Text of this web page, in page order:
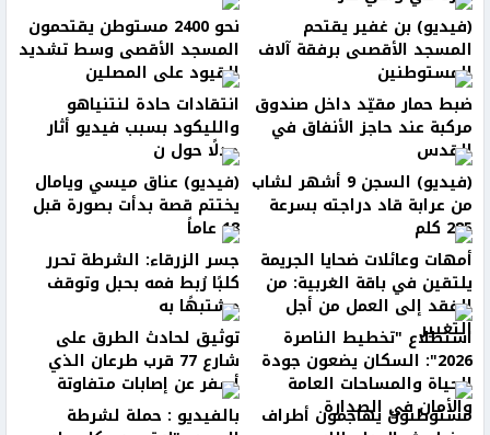
(فيديو) بن غفير يقتحم
المسجد الأقصىى برفقة آلاف
المستوطنين
نحو 2400 مستوطن يقتحمون
المسجد الأقصى وسط تشديد
القيود على المصلين
ضبط حمار مقيّد داخل صندوق
مركبة عند حاجز الأنفاق في
القدس
انتقادات حادة لنتنياهو
والليكود بسبب فيديو أثار
جدلًا حول ن
(فيديو) السجن 9 أشهر لشاب
من عرابة قاد دراجته بسرعة
285 كلم
(فيديو) عناق ميسي ويامال
يختتم قصة بدأت بصورة قبل
18 عاماً
أمهات وعائلات ضحايا الجريمة
يلتقين في باقة الغربية: من
الفقد إلى العمل من أجل
التغيير
جسر الزرقاء: الشرطة تحرر
كلبًا رُبط فمه بحبل وتوقف
مشتبهًا به
استطلاع "تخطيط الناصرة
2026": السكان يضعون جودة
الحياة والمساحات العامة
والأمان في الصدارة
توثيق لحادث الطرق على
شارع 77 قرب طرعان الذي
أسفر عن إصابات متفاوتة
مستوطنون يهاجمون أطراف
بالفيديو : حملة لشرطة